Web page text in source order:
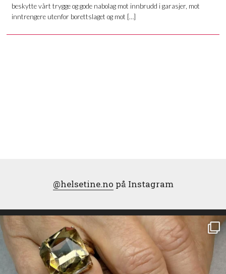
beskytte vårt trygge og gode nabolag mot innbrudd i garasjer, mot
inntrengere utenfor borettslaget og mot […]
@helsetine.no på Instagram